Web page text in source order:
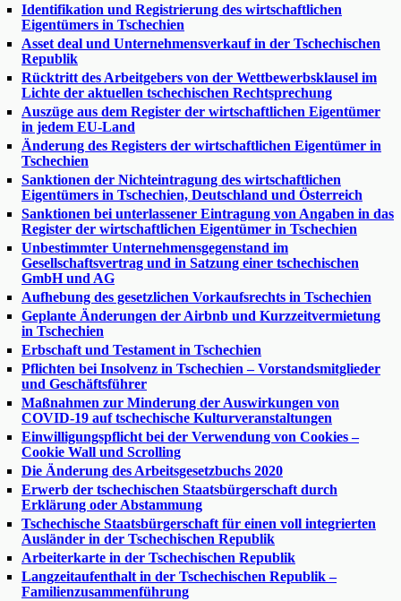
Identifikation und Registrierung des wirtschaftlichen
Eigentümers in Tschechien
Asset deal und Unternehmensverkauf in der Tschechischen
Republik
Rücktritt des Arbeitgebers von der Wettbewerbsklausel im
Lichte der aktuellen tschechischen Rechtsprechung
Auszüge aus dem Register der wirtschaftlichen Eigentümer
in jedem EU-Land
Änderung des Registers der wirtschaftlichen Eigentümer in
Tschechien
Sanktionen der Nichteintragung des wirtschaftlichen
Eigentümers in Tschechien, Deutschland und Österreich
Sanktionen bei unterlassener Eintragung von Angaben in das
Register der wirtschaftlichen Eigentümer in Tschechien
Unbestimmter Unternehmensgegenstand im
Gesellschaftsvertrag und in Satzung einer tschechischen
GmbH und AG
Aufhebung des gesetzlichen Vorkaufsrechts in Tschechien
Geplante Änderungen der Airbnb und Kurzzeitvermietung
in Tschechien
Erbschaft und Testament in Tschechien
Pflichten bei Insolvenz in Tschechien – Vorstandsmitglieder
und Geschäftsführer
Maßnahmen zur Minderung der Auswirkungen von
COVID-19 auf tschechische Kulturveranstaltungen
Einwilligungspflicht bei der Verwendung von Cookies –
Cookie Wall und Scrolling
Die Änderung des Arbeitsgesetzbuchs 2020
Erwerb der tschechischen Staatsbürgerschaft durch
Erklärung oder Abstammung
Tschechische Staatsbürgerschaft für einen voll integrierten
Ausländer in der Tschechischen Republik
Arbeiterkarte in der Tschechischen Republik
Langzeitaufenthalt in der Tschechischen Republik –
Familienzusammenführung